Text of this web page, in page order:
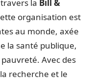
la Bill &
organisation est
au monde, axée
la santé publique,
Avec des
recherche et le